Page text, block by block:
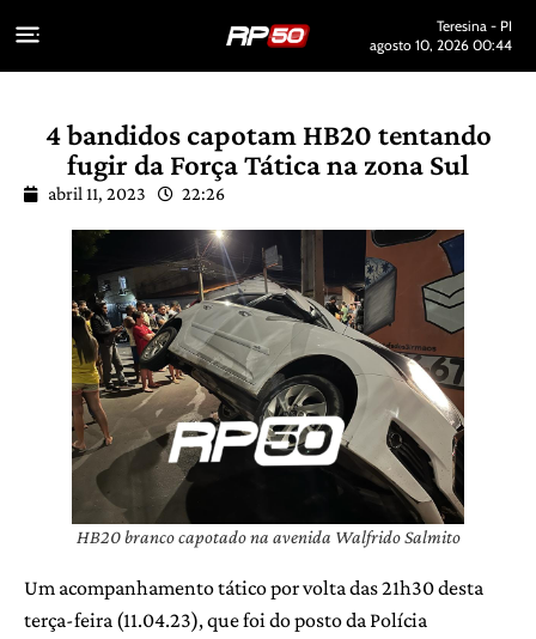
Teresina - PI
agosto 10, 2026 00:44
4 bandidos capotam HB20 tentando
fugir da Força Tática na zona Sul
abril 11, 2023 22:26
HB20 branco capotado na avenida Walfrido Salmito
Um acompanhamento tático por volta das 21h30 desta
terça-feira (11.04.23), que foi do posto da Polícia